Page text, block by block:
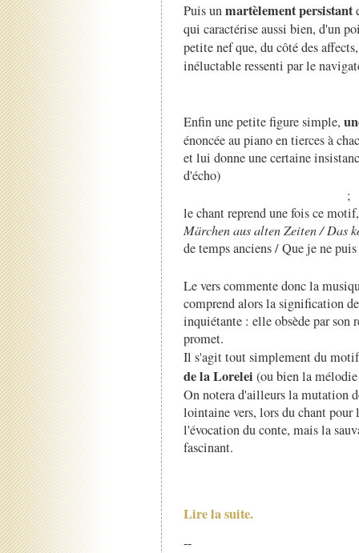
Puis unmartèlement persistant
qui caractérise aussi bien, d'un
petite nef que, du côté des
inéluctable ressenti par le
Enfin une petite figure simple,
énoncée au piano en tierces à
et lui donne une certaine
d'écho)
;
le chant reprend une fois ce
Märchen aus alten Zeiten / Das
de temps anciens / Que je ne
Le vers commente donc la
comprend alors la signification
inquiétante : elle obsède par son
promet.
Il s'agit tout simplement du
de la Lorelei (ou bien la
On notera d'ailleurs la mutation
lointaine vers, lors du chant pour
l'évocation du conte, mais la
fascinant.
Lire la suite.
--